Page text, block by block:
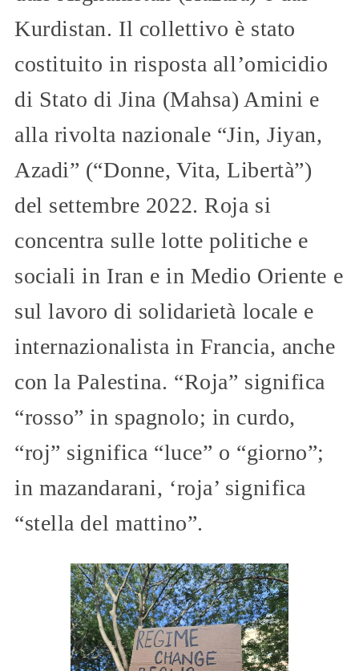
Kurdistan. Il collettivo è stato
costituito in risposta all’omicidio
di Stato di Jina (Mahsa) Amini e
alla rivolta nazionale “Jin, Jiyan,
Azadi” (“Donne, Vita, Libertà”)
del settembre 2022. Roja si
concentra sulle lotte politiche e
sociali in Iran e in Medio Oriente e
sul lavoro di solidarietà locale e
internazionalista in Francia, anche
con la Palestina. “Roja” significa
“rosso” in spagnolo; in curdo,
“roj” significa “luce” o “giorno”;
in mazandarani, ‘roja’ significa
“stella del mattino”.